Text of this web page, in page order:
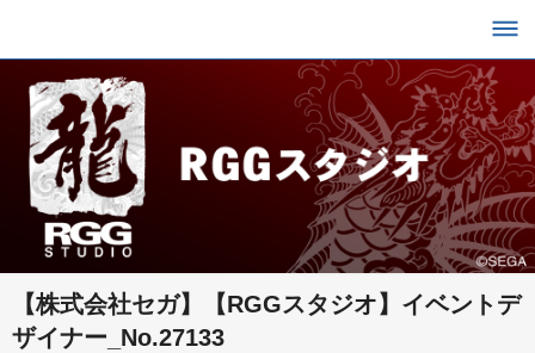
【株式会社セガ】【RGGスタジオ】イベントデ
ザイナー_No.27133